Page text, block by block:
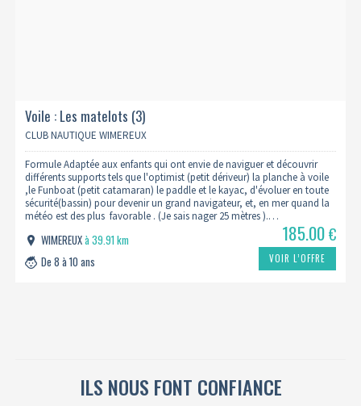
Voile : Les matelots (3)
CLUB NAUTIQUE WIMEREUX
Formule Adaptée aux enfants qui ont envie de naviguer et découvrir
différents supports tels que l'optimist (petit dériveur) la planche à voile
,le Funboat (petit catamaran) le paddle et le kayac, d'évoluer en toute
sécurité(bassin) pour devenir un grand navigateur, et, en mer quand la
météo est des plus favorable . (Je sais nager 25 mètres ).…
WIMEREUXà 39.91 km
De 8 à 10 ans
185.00€
VOIR L’OFFRE
ILS NOUS FONT CONFIANCE